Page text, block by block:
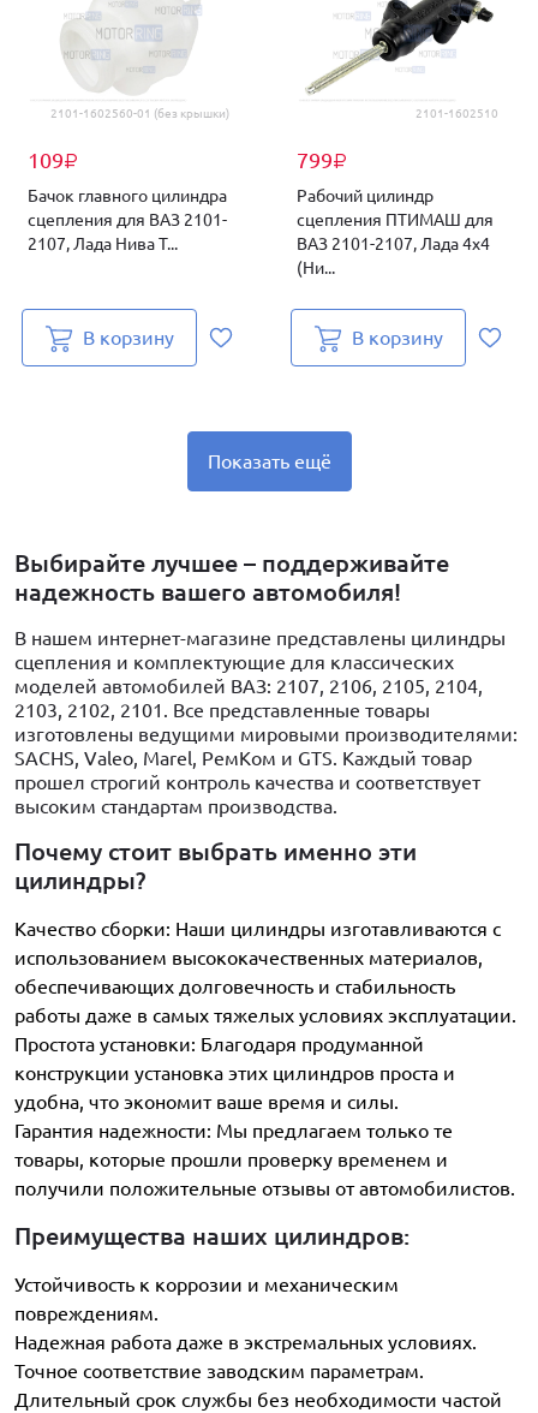
2101-1602560-01 (без крышки)
109₽
Бачок главного цилиндра
сцепления для ВАЗ 2101-
2107, Лада Нива Т...
В корзину
2101-1602510
799₽
Рабочий цилиндр
сцепления ПТИМАШ для
ВАЗ 2101-2107, Лада 4х4
(Ни...
В корзину
Показать ещё
Выбирайте лучшее – поддерживайте
надежность вашего автомобиля!
В нашем интернет-магазине представлены цилиндры
сцепления и комплектующие для классических
моделей автомобилей ВАЗ: 2107, 2106, 2105, 2104,
2103, 2102, 2101. Все представленные товары
изготовлены ведущими мировыми производителями:
SACHS, Valeo, Marel, РемКом и GTS. Каждый товар
прошел строгий контроль качества и соответствует
высоким стандартам производства.
Почему стоит выбрать именно эти
цилиндры?
Качество сборки: Наши цилиндры изготавливаются с
использованием высококачественных материалов,
обеспечивающих долговечность и стабильность
работы даже в самых тяжелых условиях эксплуатации.
Простота установки: Благодаря продуманной
конструкции установка этих цилиндров проста и
удобна, что экономит ваше время и силы.
Гарантия надежности: Мы предлагаем только те
товары, которые прошли проверку временем и
получили положительные отзывы от автомобилистов.
Преимущества наших цилиндров:
Устойчивость к коррозии и механическим
повреждениям.
Надежная работа даже в экстремальных условиях.
Точное соответствие заводским параметрам.
Длительный срок службы без необходимости частой